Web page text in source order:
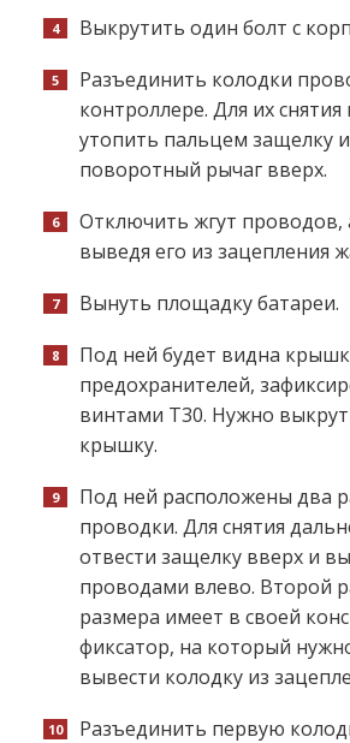
Выкрутить один болт с
Разъединить колодки
контроллере. Для их
утопить пальцем защелку
поворотный рычаг вверх.
Отключить жгут проводов,
выведя его из зацепления
Вынуть площадку батареи.
Под ней будет видна
предохранителей,
винтами Т30. Нужно
крышку.
Под ней расположены два
проводки. Для снятия
отвести защелку вверх и
проводами влево. Второй
размера имеет в своей
фиксатор, на который
вывести колодку из
Разъединить первую